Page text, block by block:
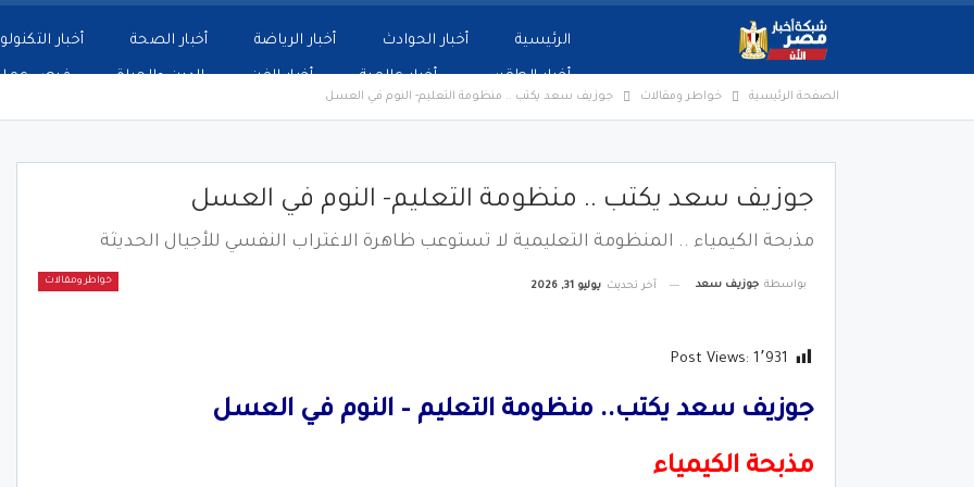
الرئيسية أخبار الحوادث أخبار الرياضة أخبار الصحة أخبار
أخبار الطقس أخبار عالمية أخبار الفن الدين والحياة فرص
الصفحة الرئيسية خواطر ومقالات جوزيف سعد يكتب .. منظومة التعليم- النوم في العسل
جوزيف سعد يكتب .. منظومة التعليم- النوم في العسل
مذبحة الكيمياء .. المنظومة التعليمية لا تستوعب ظاهرة الاغتراب النفسي للأجيال الحديثة
خواطر ومقالات بواسطة جوزيف سعد آخر تحديث يوليو 31, 2026
Post Views: 1٬931
جوزيف سعد يكتب.. منظومة التعليم – النوم في العسل
مذبحة الكيمياء